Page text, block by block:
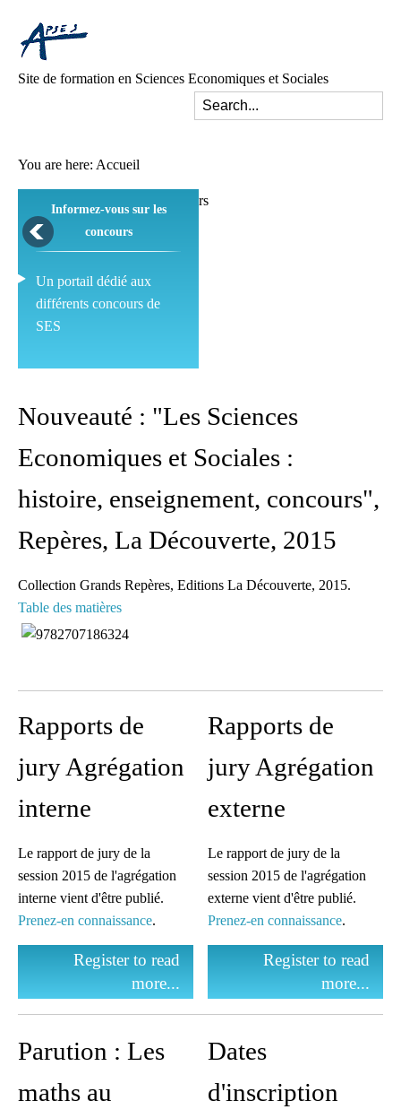
Site de formation en Sciences Economiques et Sociales
You are here: Accueil
Informez-vous sur les
concours
Un portail dédié aux
différents concours de
SES
des séquences
mises en oeuvre dans les
classes.
préparation
Des pistes de travail et
diffusion
Une liste de diffusion
des concours pour
mutualiser et se motiver
Espace dédié aux tuteurs
et formateurs
Espace réservé pour
idées et questionnements
Nouveauté : "Les Sciences
Economiques et Sociales :
histoire, enseignement, concours",
Repères, La Découverte, 2015
Collection Grands Repères, Editions La Découverte, 2015.
Table des matières
Rapports de
jury Agrégation
interne
Le rapport de jury de la
session 2015 de l'agrégation
interne vient d'être publié.
Prenez-en connaissance.
Register to read
more...
Rapports de
jury Agrégation
externe
Le rapport de jury de la
session 2015 de l'agrégation
externe vient d'être publié.
Prenez-en connaissance.
Register to read
more...
Parution : Les
maths au
Dates
d'inscription